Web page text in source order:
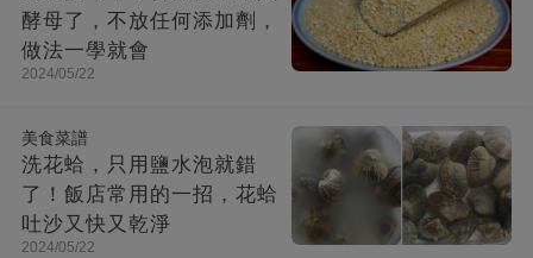
酵母了，不放任何添加劑，
做法一學就會
2024/05/22
美食菜譜
洗花蛤，只用鹽水泡就錯
了！飯店常用的一招，花蛤
吐沙又快又乾淨
2024/05/22